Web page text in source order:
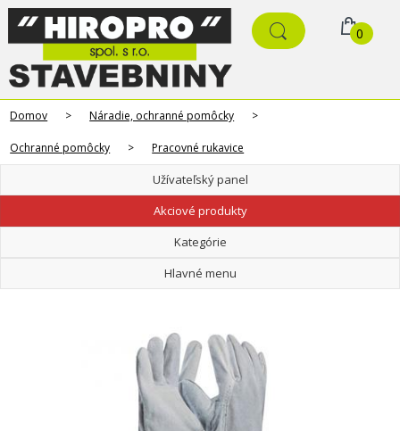
0
Domov > Náradie, ochranné pomôcky >
Ochranné pomôcky > Pracovné rukavice
Užívateľský panel
Akciové produkty
Kategórie
Hlavné menu